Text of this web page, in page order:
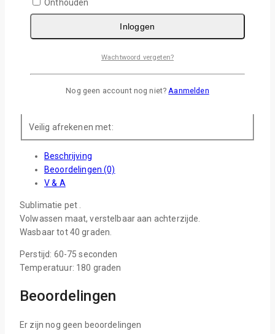
Delen
personen bekijken dit nu
1-2 Werkdagen
Veilig afrekenen met:
Beschrijving
Beoordelingen (0)
V & A
Sublimatie pet .
Volwassen maat, verstelbaar aan achterzijde.
Wasbaar tot 40 graden.
Perstijd: 60-75 seconden
Temperatuur: 180 graden
Beoordelingen
Er zijn nog geen beoordelingen
Onthouden
Inloggen
Wachtwoord vergeten?
Nog geen account nog niet?Aanmelden